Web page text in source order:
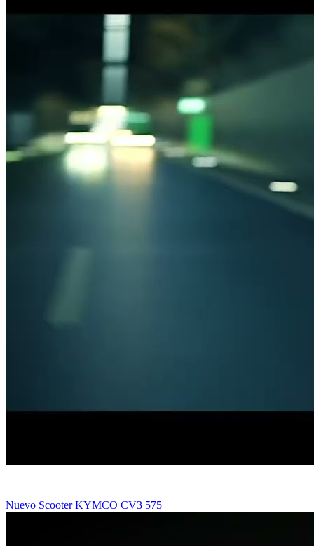
Nuevo Scooter KYMCO CV3 575